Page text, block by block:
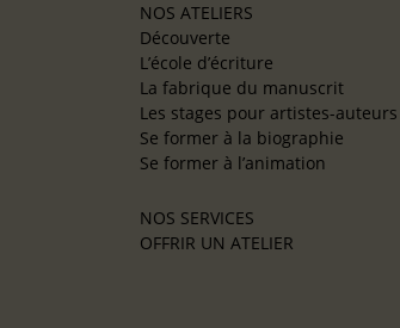
NOS ATELIERS
Découverte
L’école d’écriture
La fabrique du manuscrit
Les stages pour artistes-auteurs
Se former à la biographie
Se former à l’animation
NOS SERVICES
OFFRIR UN ATELIER